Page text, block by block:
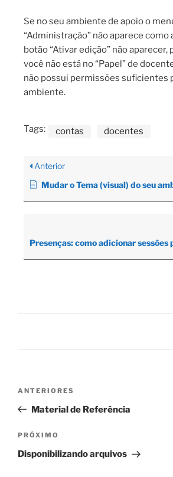
Se no seu ambiente de apoio o
“Administração” não aparece como
botão “Ativar edição” não
você não está no “Papel” de
não possui permissões suficientes
ambiente.
Tags: contas docentes
Anterior
Mudar o Tema (visual) do seu
Post
Post
anterior
ANTERIORES
Material de Referência
Próximo
post
PRÓXIMO
Disponibilizando arquivos